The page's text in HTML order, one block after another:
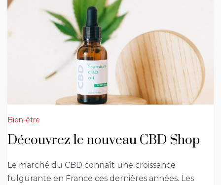
Bien-être
Découvrez le nouveau CBD Shop
Le marché du CBD connaît une croissance
fulgurante en France ces dernières années. Les